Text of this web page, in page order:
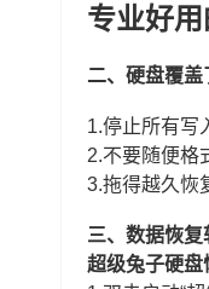
专业好
二、硬盘覆
1.停止所有写
2.不要随便格
3.拖得越久恢
三、数据恢复
超级兔子硬盘